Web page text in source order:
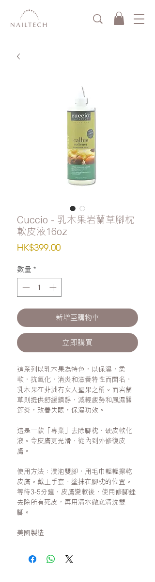
Cuccio - 乳木果岩蘭草腳枕
軟皮液16oz
HK$399.00價
數量 *
新增至購物車
立即購買
這系列以乳木果為特色，以保濕，柔
軟，抗氧化，消炎和滋養特性而聞名，
乳木果在非洲有女人聖果之稱。而岩蘭
草則提供舒緩鎮靜，減輕疲勞和風濕關
節炎，改善失眠，保濕功效。
這是一款「專業」去除腳枕、硬皮軟化
液 。令皮膚更光滑 ， 從內到外修復皮
膚。
使用方法：浸泡雙腳 ， 用毛巾輕輕擦乾
皮膚。戴上手套 ， 塗抹在腳枕的位置。
等待3-5分鐘 ， 皮膚變軟後 ， 使用修腳銼
去除所有死皮 ，再 用清水徹底清洗雙
腳。
美國製造